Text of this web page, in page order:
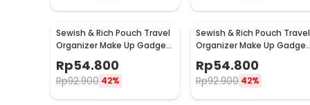
Sewish & Rich Pouch Travel
Organizer Make Up Gadget
Boxy Waterproof - SR12
Rp54.800
Rp92.900 42%
Sewish & Rich Pouch Travel
Organizer Make Up Gadget
Waterproof - SR13
Rp54.800
Rp92.900 42%